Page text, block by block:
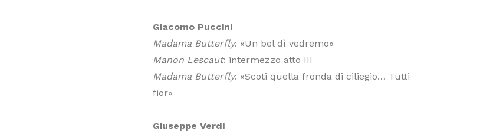
Giacomo Puccini
Madama Butterfly: «Un bel dì vedremo»
Manon Lescaut: intermezzo atto III
Madama Butterfly: «Scoti quella fronda di ciliegio… Tutti
fior»
Giuseppe Verdi